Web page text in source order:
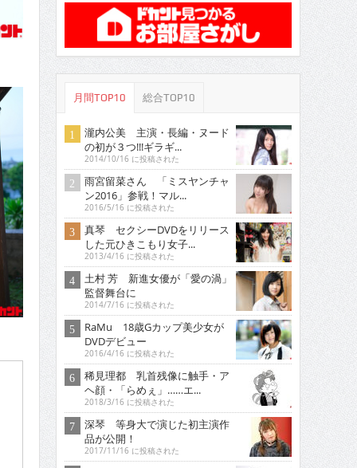
月間TOP10 総合TOP10
瀧内公美 主演・長編・ヌード
の初が３つ!!!ギラギ...
2014/10/16 に投稿された
雨宮留菜さん 「ミスヤンチャ
ン2016」参戦！マル...
2016/5/16 に投稿された
真琴 セクシーDVDをリリース
した元ひきこもり女子...
2013/4/16 に投稿された
土村 芳 新進女優が「愛の渦」
監督舞台に
2014/7/16 に投稿された
RaMu 18歳Gカップ美少女が
DVDデビュー
2016/4/16 に投稿された
稀見理都 乳首残像に触手・ア
ヘ顔・「らめぇ」……エ...
2018/3/16 に投稿された
深琴 等身大で演じた初主演作
品が公開！
2017/11/16 に投稿された